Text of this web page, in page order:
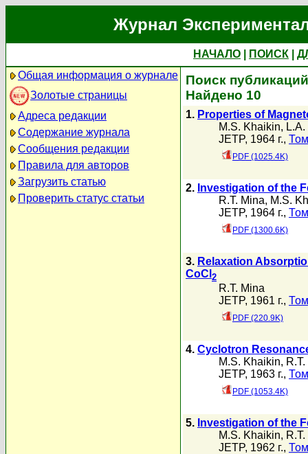
Журнал
НАЧАЛО ПОИСК
Общая информация о журнале
Золотые страницы
Адреса редакции
Содержание журнала
Сообщения редакции
Правила для авторов
Загрузить статью
Проверить статус статьи
Поиск
Найдено 10
1. Properties of
M.S. Khaikin,
JETP, 1964 г.,
PDF (1025.4K)
2. Investigation of the
R.T. Mina, M.S.
JETP, 1964 г.,
PDF (1300.6K)
3. Relaxation
CoCl 2
R.T. Mina
JETP, 1961 г.,
PDF (220.9K)
4. Cyclotron
M.S. Khaikin,
JETP, 1963 г.,
PDF (1053.4K)
5. Investigation of the
M.S. Khaikin,
JETP, 1962 г.,